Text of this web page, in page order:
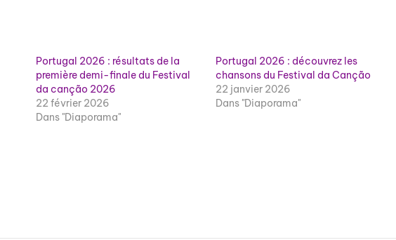
Portugal 2026 : résultats de la
première demi-finale du Festival
da canção 2026
22 février 2026
Dans "Diaporama"
Portugal 2026 : découvrez les
chansons du Festival da Canção
22 janvier 2026
Dans "Diaporama"